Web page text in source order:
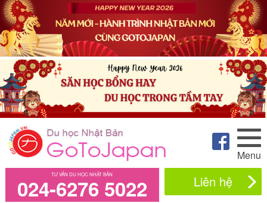
Menu
TƯ VẤN DU HỌC NHẬT BẢN
024-6276 5022 Liên hệ